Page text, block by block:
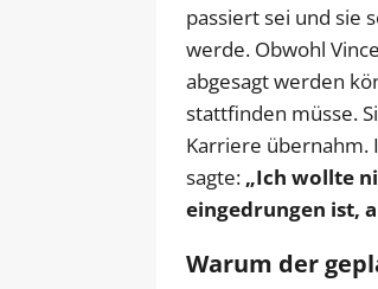
passiert sei und sie
werde. Obwohl
abgesagt werden
stattfinden müsse.
Karriere übernahm.
sagte: „Ich wollte
eingedrungen ist,
Warum der